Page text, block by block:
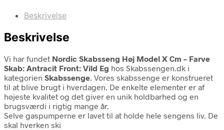
Beskrivelse
Beskrivelse
Vi har fundet Nordic Skabsseng Høj Model X Cm – Farve
Skab: Antracit Front: Vild Eg hos Skabssengen.dk i
kategorien Skabssenge. Vores skabssenge er konstrueret
til at blive brugt i hverdagen. De enkelte elementer er af
højeste kvalitet og det giver en unik holdbarhed og en
brugsværdi i rigtig mange år.
Selve gaspumperne er lavet til at holde hele sengens liv. De
skal hverken ski